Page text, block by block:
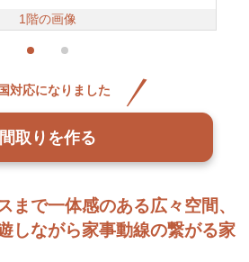
まで一体感のある広々空間、
しながら家事動線の繋がる家
1階の画像
対応になりました
間取りを作る